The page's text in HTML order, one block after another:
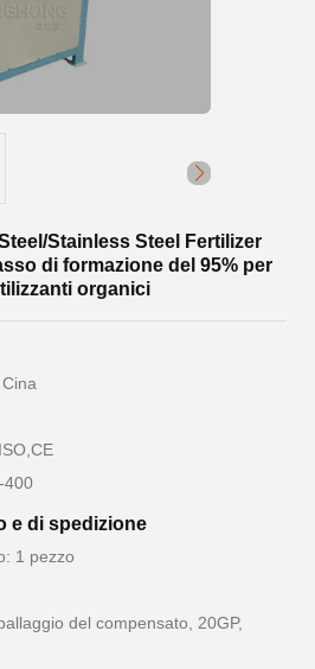
Stainless Steel Fertilizer
di formazione del 95% per
organici
400
e di spedizione
1 pezzo
del compensato, 20GP,